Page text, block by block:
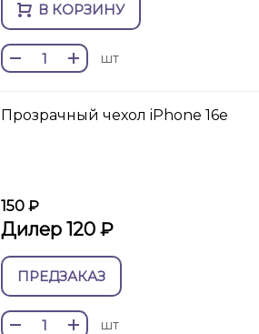
В КОРЗИНУ
шт
Прозрачный чехол iPhone 16e
150 ₽
Дилер 120 ₽
ПРЕДЗАКАЗ
шт